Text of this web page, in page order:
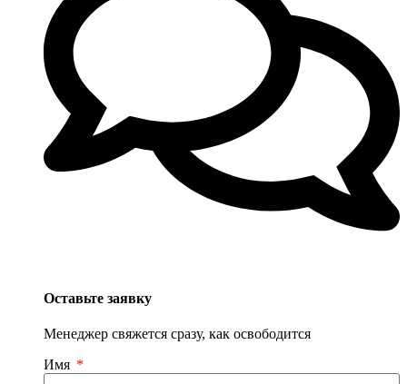
Оставьте заявку
Менеджер свяжется сразу, как освободится
Имя